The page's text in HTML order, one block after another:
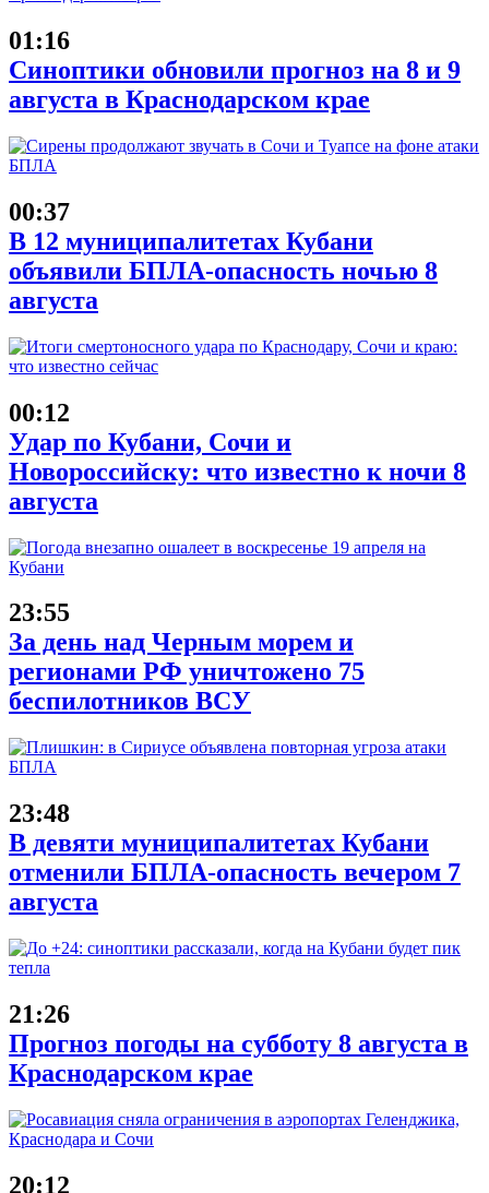
01:16
Синоптики обновили прогноз на 8 и 9
августа в Краснодарском крае
00:37
В 12 муниципалитетах Кубани
объявили БПЛА-опасность ночью 8
августа
00:12
Удар по Кубани, Сочи и
Новороссийску: что известно к ночи 8
августа
23:55
За день над Черным морем и
регионами РФ уничтожено 75
беспилотников ВСУ
23:48
В девяти муниципалитетах Кубани
отменили БПЛА-опасность вечером 7
августа
21:26
Прогноз погоды на субботу 8 августа в
Краснодарском крае
20:12